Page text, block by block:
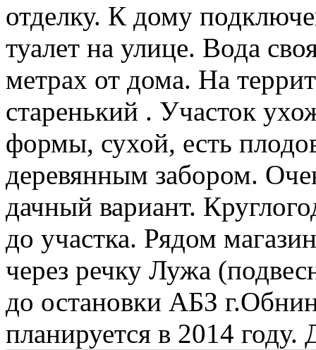
отделку. К дому
туалет на улице. Вода
метрах от дома. На
старенький . Участок
формы, сухой, есть
деревянным забором.
дачный вариант.
до участка. Рядом
через речку Лужа
до остановки АБЗ
планируется в 2014